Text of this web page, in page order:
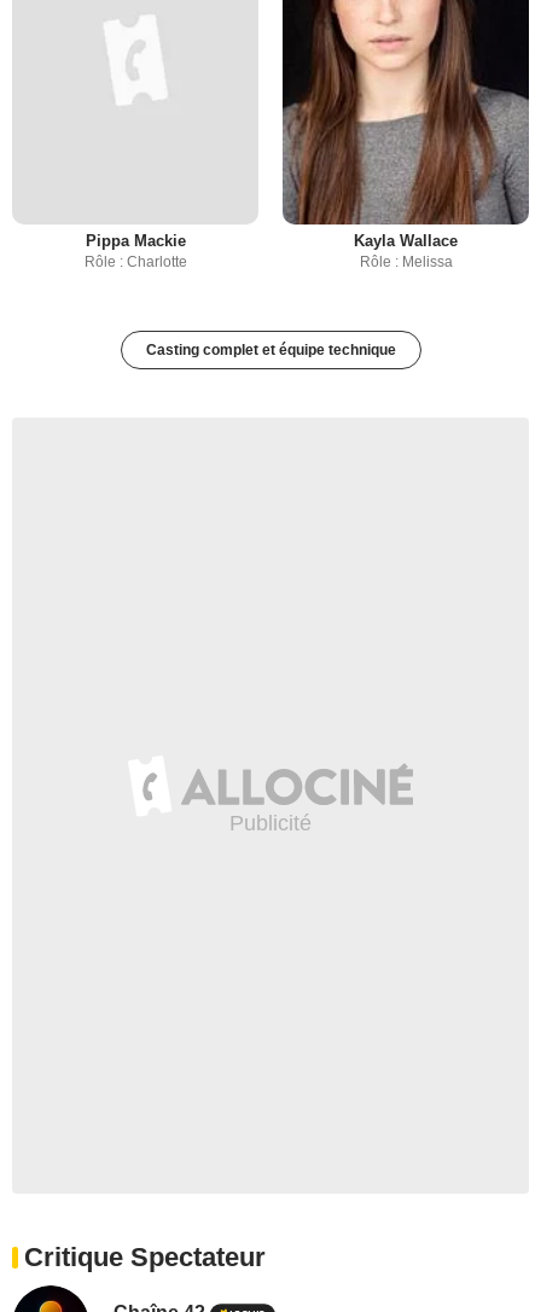
Pippa Mackie
Rôle : Charlotte
Kayla Wallace
Rôle : Melissa
Casting complet et équipe technique
Critique Spectateur